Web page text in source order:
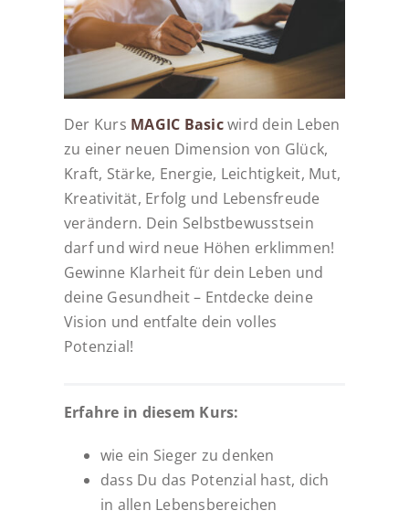
Der Kurs MAGIC Basicwird dein Leben
zu einer neuen Dimension von Glück,
Kraft, Stärke, Energie, Leichtigkeit, Mut,
Kreativität, Erfolg und Lebensfreude
verändern. Dein Selbstbewusstsein
darf und wird neue Höhen erklimmen!
Gewinne Klarheit für dein Leben und
deine Gesundheit – Entdecke deine
Vision und entfalte dein volles
Potenzial!
Erfahre in diesem Kurs:
wie ein Sieger zu denken
dass Du das Potenzial hast, dich
in allen Lebensbereichen